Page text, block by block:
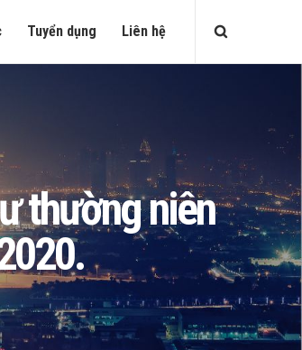
Tuyển dụng Liên hệ
thường niên